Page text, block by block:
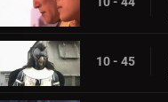
10 - 45